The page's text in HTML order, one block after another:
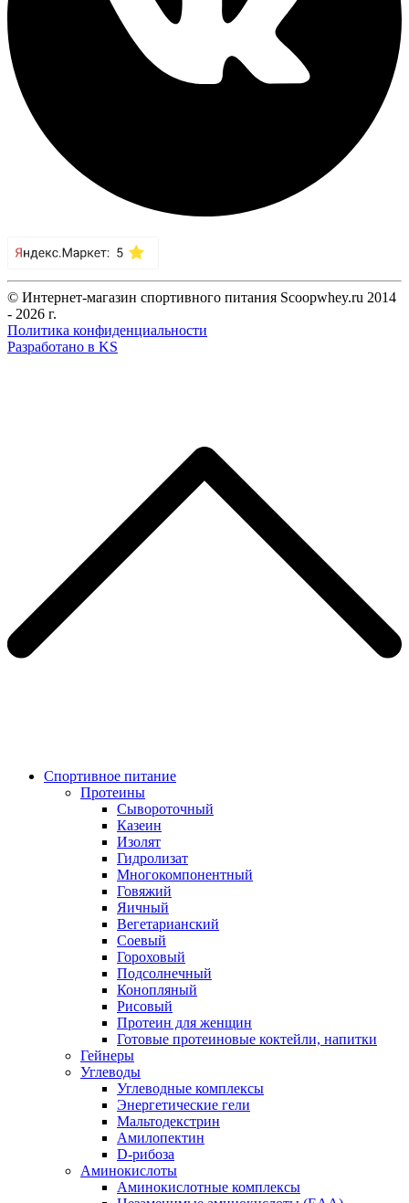
© Интернет-магазин спортивного питания Scoopwhey.ru 2014
- 2026 г.
Политика конфиденциальности
Разработано в KS
Спортивное питание
Протеины
Сывороточный
Казеин
Изолят
Гидролизат
Многокомпонентный
Говяжий
Яичный
Вегетарианский
Соевый
Гороховый
Подсолнечный
Конопляный
Рисовый
Протеин для женщин
Готовые протеиновые коктейли, напитки
Гейнеры
Углеводы
Углеводные комплексы
Энергетические гели
Мальтодекстрин
Амилопектин
D-рибоза
Аминокислоты
Аминокислотные комплексы